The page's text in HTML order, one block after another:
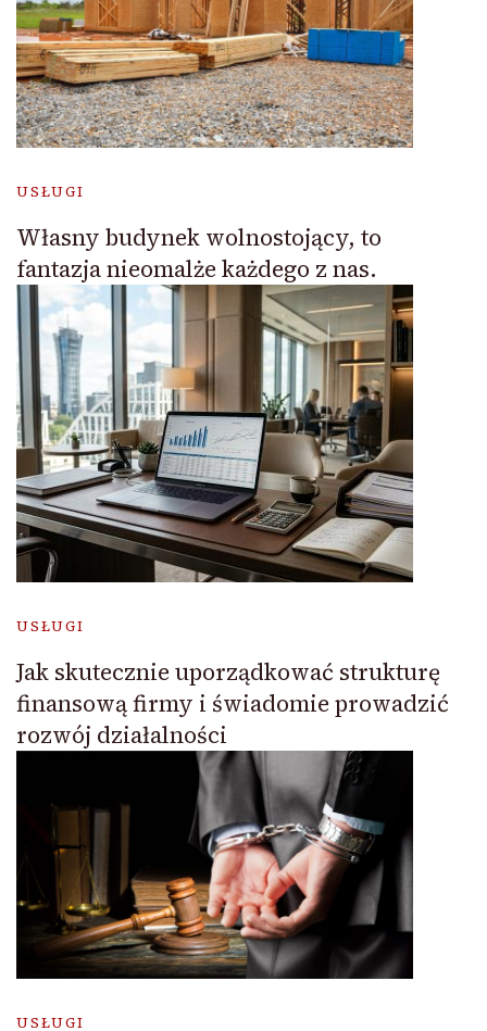
USŁUGI
Własny budynek wolnostojący, to
fantazja nieomalże każdego z nas.
USŁUGI
Jak skutecznie uporządkować strukturę
finansową firmy i świadomie prowadzić
rozwój działalności
USŁUGI